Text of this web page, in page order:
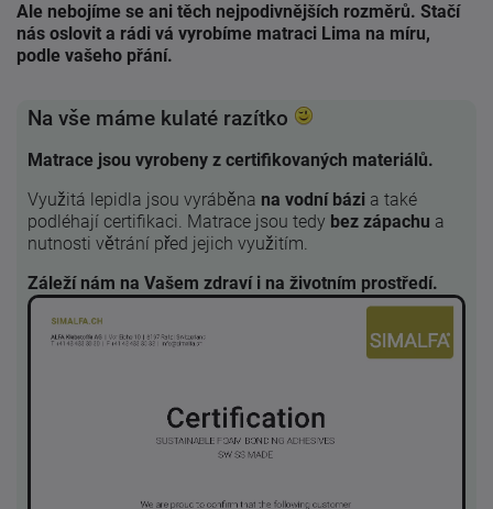
Ale nebojíme se ani těch nejpodivnějších rozměrů. Stačí
nás oslovit a rádi vá vyrobíme matraci Lima na míru,
podle vašeho přání.
Na vše máme kulaté razítko
Matrace jsou vyrobeny z certifikovaných materiálů.
Využitá lepidla jsou vyráběna na vodní bázi a také
podléhají certifikaci. Matrace jsou tedy bez zápachu a
nutnosti větrání před jejich využitím.
Záleží nám na Vašem zdraví i na životním prostředí.